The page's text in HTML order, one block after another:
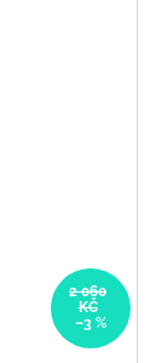
2 060
KČ
–3 %